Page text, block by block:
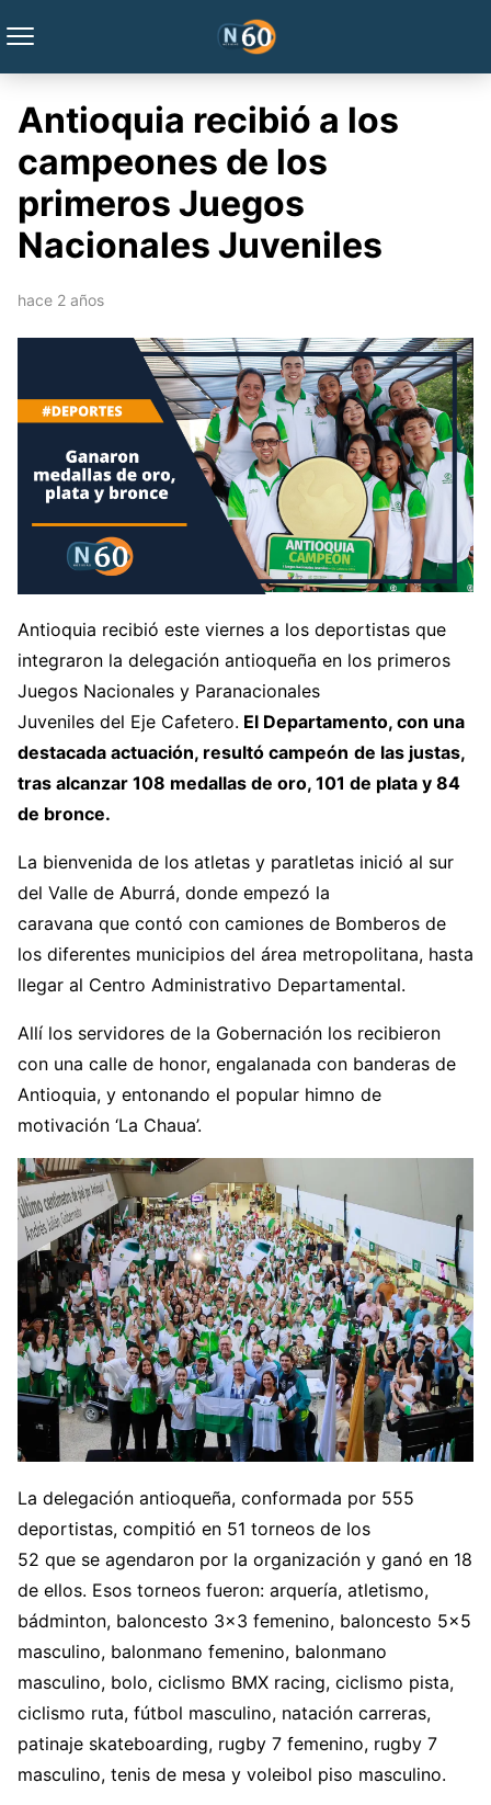
Antioquia recibió a los
campeones de los
primeros Juegos
Nacionales Juveniles
hace 2 años
Antioquia recibió este viernes a los deportistas que
integraron la delegación antioqueña en los primeros
Juegos Nacionales y Paranacionales
Juveniles del Eje Cafetero. El Departamento, con una
destacada actuación, resultó campeón de las justas,
tras alcanzar 108 medallas de oro, 101 de plata y 84
de bronce.
La bienvenida de los atletas y paratletas inició al sur
del Valle de Aburrá, donde empezó la
caravana que contó con camiones de Bomberos de
los diferentes municipios del área metropolitana, hasta
llegar al Centro Administrativo Departamental.
Allí los servidores de la Gobernación los recibieron
con una calle de honor, engalanada con banderas de
Antioquia, y entonando el popular himno de
motivación ‘La Chaua’.
La delegación antioqueña, conformada por 555
deportistas, compitió en 51 torneos de los
52 que se agendaron por la organización y ganó en 18
de ellos. Esos torneos fueron: arquería, atletismo,
bádminton, baloncesto 3×3 femenino, baloncesto 5×5
masculino, balonmano femenino, balonmano
masculino, bolo, ciclismo BMX racing, ciclismo pista,
ciclismo ruta, fútbol masculino, natación carreras,
patinaje skateboarding, rugby 7 femenino, rugby 7
masculino, tenis de mesa y voleibol piso masculino.